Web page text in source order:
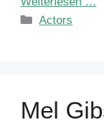
Kategorien
Actors
Mel